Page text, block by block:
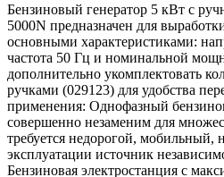
Бензиновый генератор 5 кВт с
5000N предназначен для
основными характеристиками:
частота 50 Гц и номинальной
дополнительно укомплектовать
ручками (029123) для удобства
применения: Однофазный
совершенно незаменим для
требуется недорогой, мобильный,
эксплуатации источник
Бензиновая электростанция с